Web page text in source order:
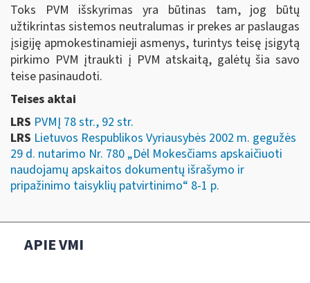
Toks PVM išskyrimas yra būtinas tam, jog būtų
užtikrintas sistemos neutralumas ir prekes ar paslaugas
įsigiję apmokestinamieji asmenys, turintys teisę įsigytą
pirkimo PVM įtraukti į PVM atskaitą, galėtų šia savo
teise pasinaudoti.
Teises aktai
LRS PVMĮ 78 str., 92 str.
LRS Lietuvos Respublikos Vyriausybės 2002 m. gegužės
29 d. nutarimo Nr. 780 „Dėl Mokesčiams apskaičiuoti
naudojamų apskaitos dokumentų išrašymo ir
pripažinimo taisyklių patvirtinimo“ 8-1 p.
APIE VMI